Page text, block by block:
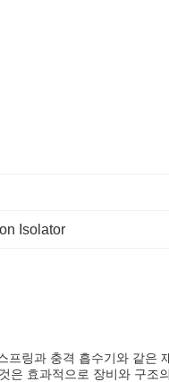
Isolator
링과 충격 흡수기와 같은
효과적으로 장비와 구조